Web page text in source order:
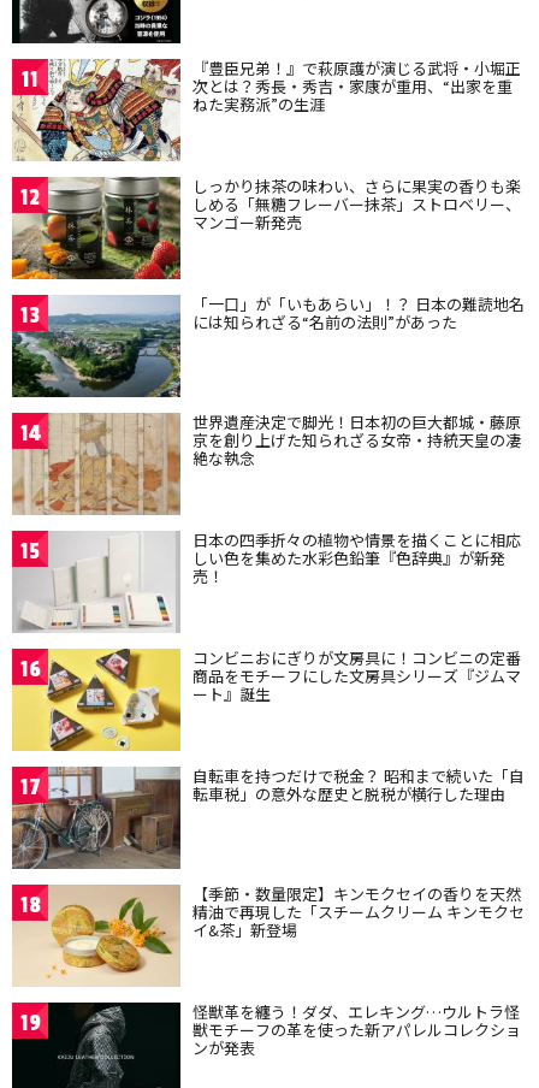
11 『豊臣兄弟！』で萩原護が演じる武将・小堀正
次とは？秀長・秀吉・家康が重用、“出家を重
ねた実務派”の生涯
12 しっかり抹茶の味わい、さらに果実の香りも楽
しめる「無糖フレーバー抹茶」ストロベリー、
マンゴー新発売
13 「一口」が「いもあらい」！？ 日本の難読地名
には知られざる“名前の法則”があった
14 世界遺産決定で脚光！日本初の巨大都城・藤原
京を創り上げた知られざる女帝・持統天皇の凄
絶な執念
15 日本の四季折々の植物や情景を描くことに相応
しい色を集めた水彩色鉛筆『色辞典』が新発
売！
16 コンビニおにぎりが文房具に！コンビニの定番
商品をモチーフにした文房具シリーズ『ジムマ
ート』誕生
17 自転車を持つだけで税金？ 昭和まで続いた「自
転車税」の意外な歴史と脱税が横行した理由
18 【季節・数量限定】キンモクセイの香りを天然
精油で再現した「スチームクリーム キンモクセ
イ&茶」新登場
19 怪獣革を纏う！ダダ、エレキング…ウルトラ怪
獣モチーフの革を使った新アパレルコレクショ
ンが発表